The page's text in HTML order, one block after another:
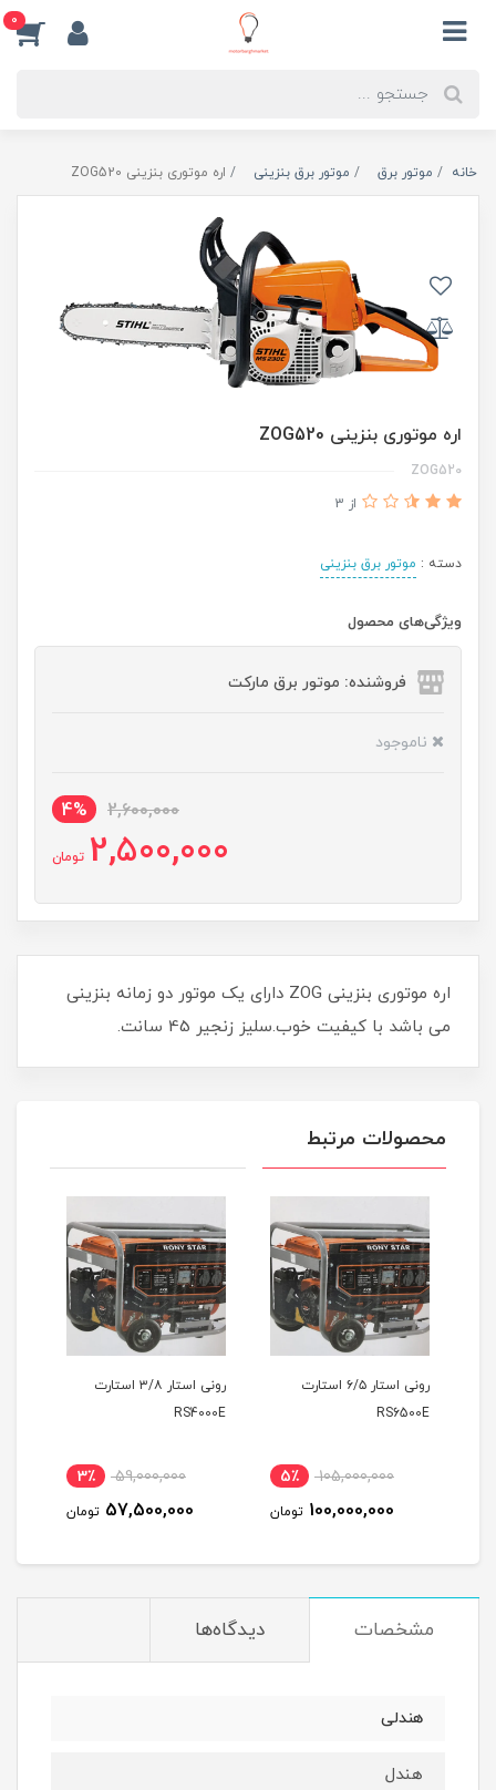
0
خانه موتور برق موتور برق بنزینی اره موتوری بنزینی ZOG520
اره موتوری بنزینی ZOG520
ZOG520
از 3
دسته : موتور برق بنزینی
ویژگی‌های محصول
فروشنده: موتور برق مارکت
ناموجود
2,600,000
4%
2,500,000 تومان
اره موتوری بنزینی ZOG دارای یک موتور دو زمانه بنزینی
می باشد با کیفیت خوب.سلیز زنجیر 45 سانت.
محصولات مرتبط
رونی استار ۶/۵ استارت
RS6500E
105,000,000 5٪
100,000,000 تومان
رونی استار ۳/۸ استارت
RS4000E
59,000,000 3٪
57,500,000 تومان
مشخصات دیدگاه‌ها
هندلی
هندل